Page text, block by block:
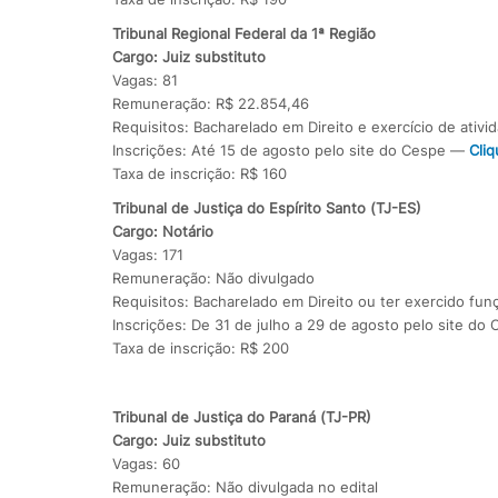
Tribunal Regional Federal da 1ª Região
Cargo: Juiz substituto
Vagas: 81
Remuneração: R$ 22.854,46
Requisitos: Bacharelado em Direito e exercício de
Inscrições: Até 15 de agosto pelo site do Cespe —
Taxa de inscrição: R$ 160
Tribunal de Justiça do Espírito Santo (TJ-ES)
Cargo: Notário
Vagas: 171
Remuneração: Não divulgado
Requisitos: Bacharelado em Direito ou ter exercido
Inscrições: De 31 de julho a 29 de agosto pelo site do
Taxa de inscrição: R$ 200
Tribunal de Justiça do Paraná (TJ-PR)
Cargo: Juiz substituto
Vagas: 60
Remuneração: Não divulgada no edital